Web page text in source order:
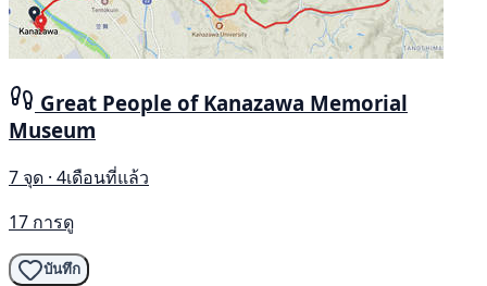
Great People of Kanazawa Memorial
Museum
7 จุด · 4เดือนที่แล้ว
17 การดู
บันทึก